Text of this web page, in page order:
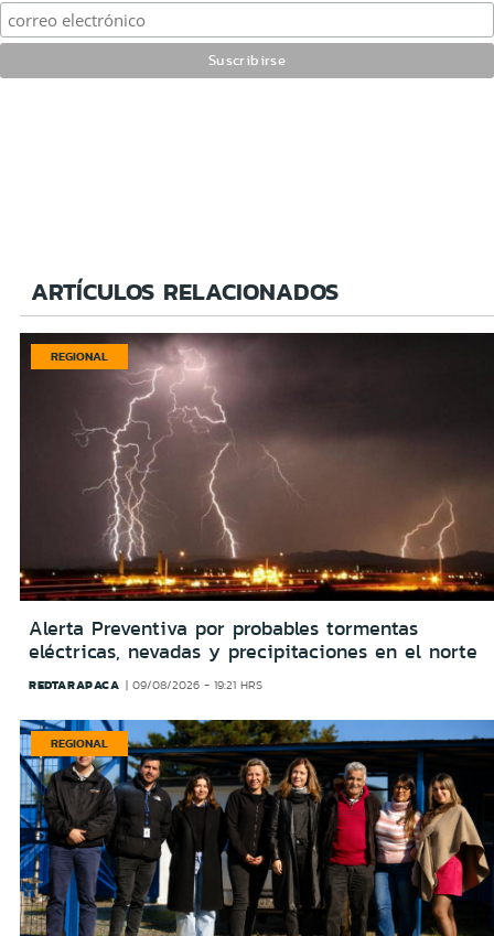
ARTÍCULOS RELACIONADOS
REGIONAL
Alerta Preventiva por probables tormentas
eléctricas, nevadas y precipitaciones en el norte
REDTARAPACA 09/08/2026 - 19:21 HRS
REGIONAL